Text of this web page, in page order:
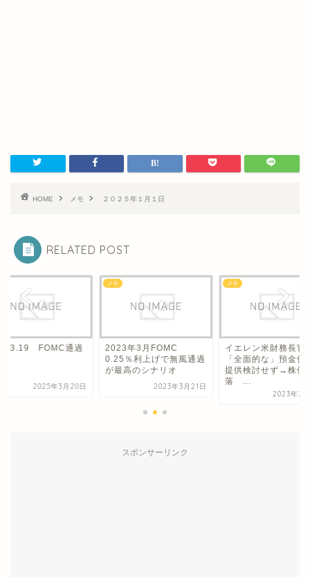
HOME メモ ２０２５年１月１日
RELATED POST
FOMC通過
2025年3月20日
メモ
2023年3月FOMC
0.25％利上げで無風通過
が最高のシナリオ
2023年3月21日
メモ
イエレン米財務長官
「全面的な」預金保
提供検討せず→株価
落 ...
2023年3
スポンサーリンク